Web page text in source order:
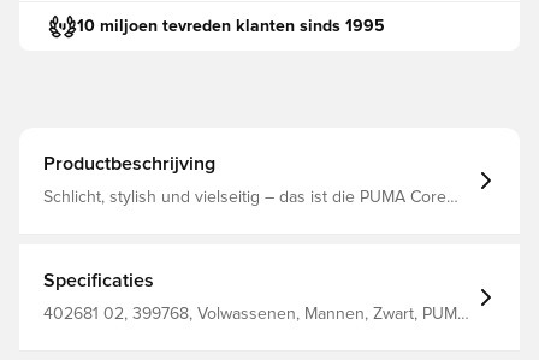
10 miljoen tevreden klanten sinds 1995
Productbeschrijving
Schlicht, stylish und vielseitig – das ist die PUMA Core
Ob beim Erledigen von Besorgungen, beim Treffen mit
Freunden oder beim entspannten Stadtbummel – die
Core Collection ist dein Allrounder für entspannten Style,
Specificaties
402681 02, 399768, Volwassenen, Mannen, Zwart, PUMA,